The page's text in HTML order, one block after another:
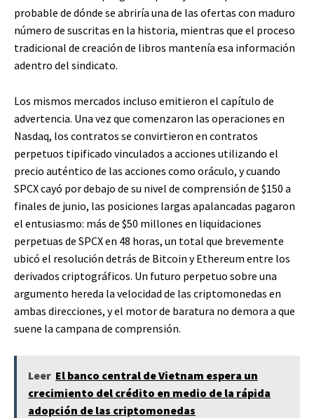
probable de dónde se abriría una de las ofertas con maduro
número de suscritas en la historia, mientras que el proceso
tradicional de creación de libros mantenía esa información
adentro del sindicato.
Los mismos mercados incluso emitieron el capítulo de
advertencia. Una vez que comenzaron las operaciones en
Nasdaq, los contratos se convirtieron en contratos
perpetuos tipificado vinculados a acciones utilizando el
precio auténtico de las acciones como oráculo, y cuando
SPCX cayó por debajo de su nivel de comprensión de $150 a
finales de junio, las posiciones largas apalancadas pagaron
el entusiasmo: más de $50 millones en liquidaciones
perpetuas de SPCX en 48 horas, un total que brevemente
ubicó el resolución detrás de Bitcoin y Ethereum entre los
derivados criptográficos. Un futuro perpetuo sobre una
argumento hereda la velocidad de las criptomonedas en
ambas direcciones, y el motor de baratura no demora a que
suene la campana de comprensión.
Leer El banco central de Vietnam espera un
crecimiento del crédito en medio de la rápida
adopción de las criptomonedas